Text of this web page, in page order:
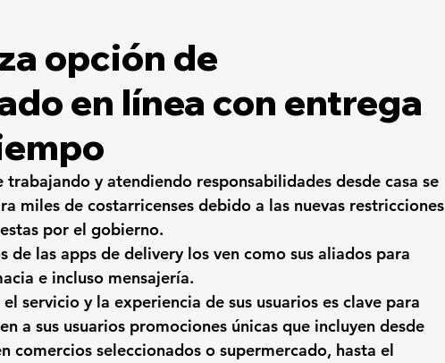
opción de
en línea con entrega
trabajando y atendiendo responsabilidades desde casa se
miles de costarricenses debido a las nuevas restricciones
por el gobierno.
de las apps de delivery los ven como sus aliados para
e incluso mensajería.
el servicio y la experiencia de sus usuarios es clave para
a sus usuarios promociones únicas que incluyen desde
comercios seleccionados o supermercado, hasta el